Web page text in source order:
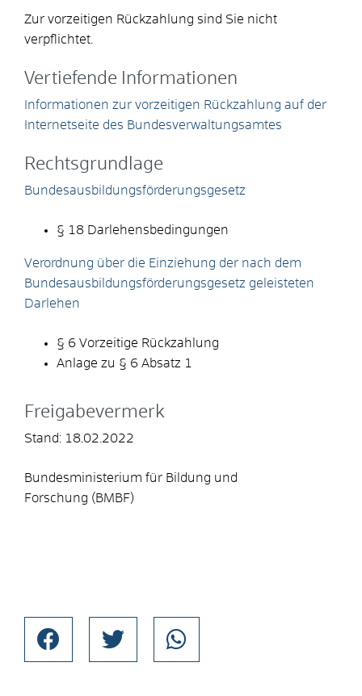
Zur vorzeitigen Rückzahlung sind Sie nicht
verpflichtet.
Vertiefende Informationen
Informationen zur vorzeitigen Rückzahlung auf der
Internetseite des Bundesverwaltungsamtes
Rechtsgrundlage
Bundesausbildungsförderungsgesetz
§ 18 Darlehensbedingungen
Verordnung über die Einziehung der nach dem
Bundesausbildungsförderungsgesetz geleisteten
Darlehen
§ 6 Vorzeitige Rückzahlung
Anlage zu § 6 Absatz 1
Freigabevermerk
Stand: 18.02.2022
Bundesministerium für Bildung und
Forschung (BMBF)